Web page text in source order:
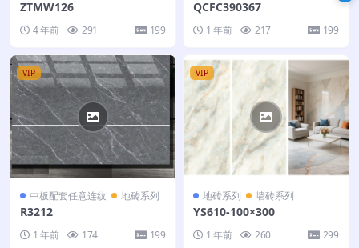
ZTMW126
4 年前 291 199
QCFC390367
1 年前 217 199
VIP
中板配套任意连纹 地砖系列
R3212
1 年前 174 199
VIP
地砖系列 墙砖系列
YS610-100×300
1 年前 260 299